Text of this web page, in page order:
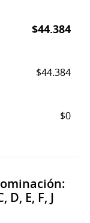
$44.384
$44.384
$0
E, F, J